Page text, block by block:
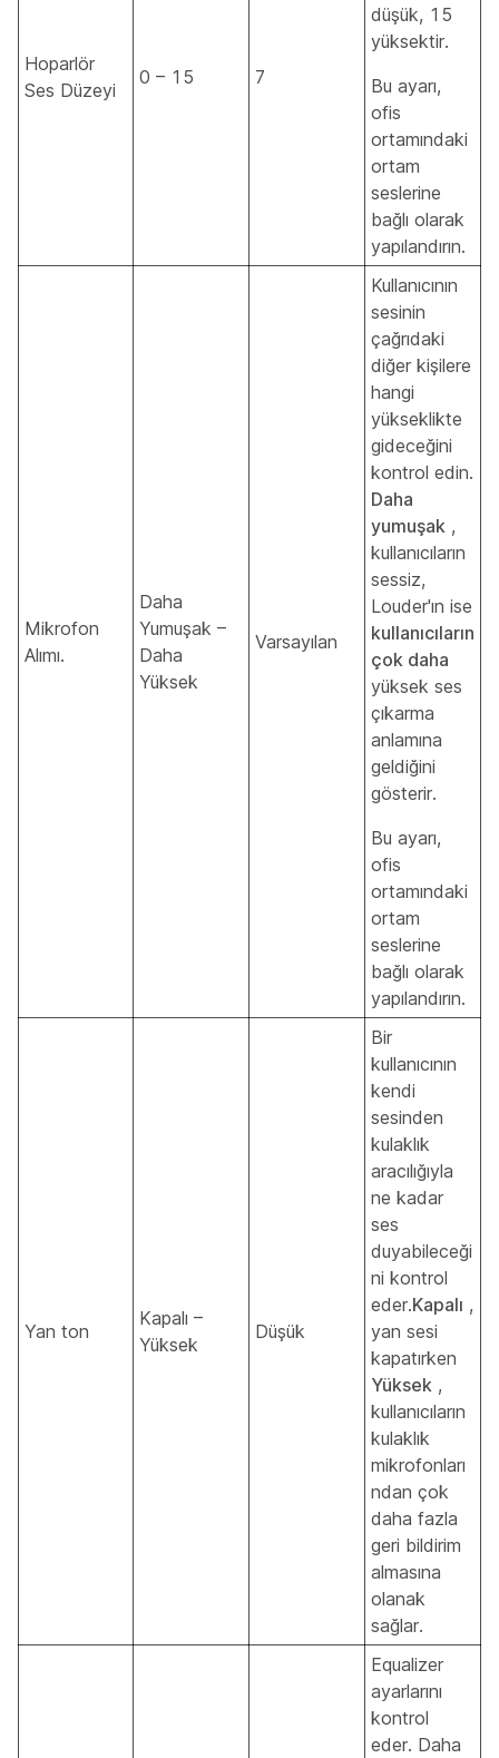
Hoparlör
Ses Düzeyi
0 – 15 7
düşük, 15
yüksektir.
Bu ayarı,
ofis
ortamındaki
ortam
seslerine
bağlı olarak
yapılandırın.
Mikrofon
Alımı.
Daha
Yumuşak –
Daha
Yüksek
Varsayılan
Kullanıcının
sesinin
çağrıdaki
diğer kişilere
hangi
yükseklikte
gideceğini
kontrol edin.
Daha
yumuşak ,
kullanıcıların
sessiz,
Louder'ın ise
kullanıcıların
çok daha
yüksek ses
çıkarma
anlamına
geldiğini
gösterir.
Bu ayarı,
ofis
ortamındaki
ortam
seslerine
bağlı olarak
yapılandırın.
Yan ton
Kapalı –
Yüksek
Düşük
Bir
kullanıcının
kendi
sesinden
kulaklık
aracılığıyla
ne kadar
ses
duyabileceği
ni kontrol
eder.Kapalı ,
yan sesi
kapatırken
Yüksek ,
kullanıcıların
kulaklık
mikrofonları
ndan çok
daha fazla
geri bildirim
almasına
olanak
sağlar.
Equalizer
ayarlarını
kontrol
eder. Daha